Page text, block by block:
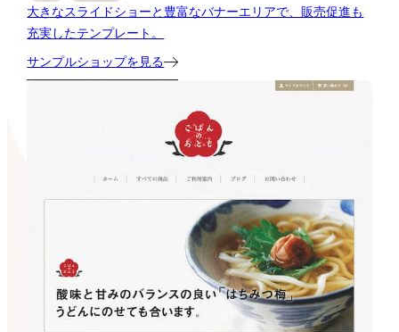
大きなスライドショーと豊富なバナーエリアで、販売促進も
充実したテンプレート。
サンプルショップを見る